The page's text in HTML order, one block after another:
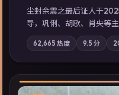
尘封余震之最后证人于
导，巩俐、胡歌、肖央等
通通勤演变成全城关注的
站内亦可通过「国产免费
型高分佳作，畅享高清在
62,665 热度 9.5 分